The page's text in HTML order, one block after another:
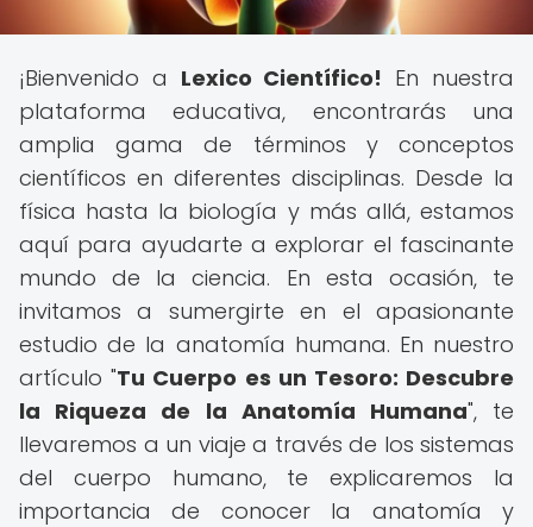
¡Bienvenido a Lexico Científico! En nuestra
plataforma educativa, encontrarás una
amplia gama de términos y conceptos
científicos en diferentes disciplinas. Desde la
física hasta la biología y más allá, estamos
aquí para ayudarte a explorar el fascinante
mundo de la ciencia. En esta ocasión, te
invitamos a sumergirte en el apasionante
estudio de la anatomía humana. En nuestro
artículo "Tu Cuerpo es un Tesoro: Descubre
la Riqueza de la Anatomía Humana", te
llevaremos a un viaje a través de los sistemas
del cuerpo humano, te explicaremos la
importancia de conocer la anatomía y